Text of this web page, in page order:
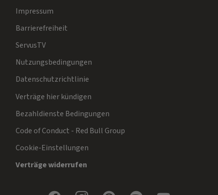
Impressum
Barrierefreiheit
ServusTV
Nutzungsbedingungen
Datenschutzrichtlinie
Verträge hier kündigen
Bezahldienste Bedingungen
Code of Conduct - Red Bull Group
Cookie-Einstellungen
Verträge widerrufen